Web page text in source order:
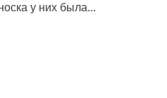
у них была...